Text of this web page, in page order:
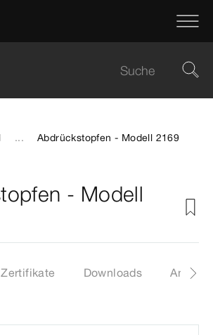
... Abdrückstopfen - Modell 2169
- Modell
Zertifikate Downloads